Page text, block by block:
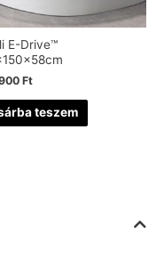
E-Drive™
Ft
teszem